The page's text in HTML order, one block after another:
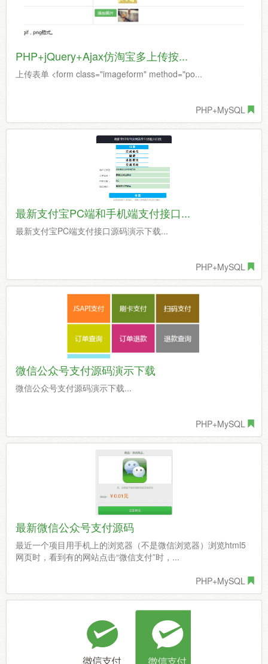
PHP+jQuery+Ajax仿淘宝多上传按...
上传表单 <form class="imageform" method="po...
PHP+MySQL
最新支付宝PC端和手机端支付接口...
最新支付宝PC端支付接口源码演示下载...
PHP+MySQL
微信公众号支付源码演示下载
微信公众号支付源码演示下载...
PHP+MySQL
最新微信公众号支付源码
最近一个项目用手机上的浏览器（不是微信浏览器）浏览html5
网页时，看到有的网站点击“微信支付”时，...
PHP+MySQL